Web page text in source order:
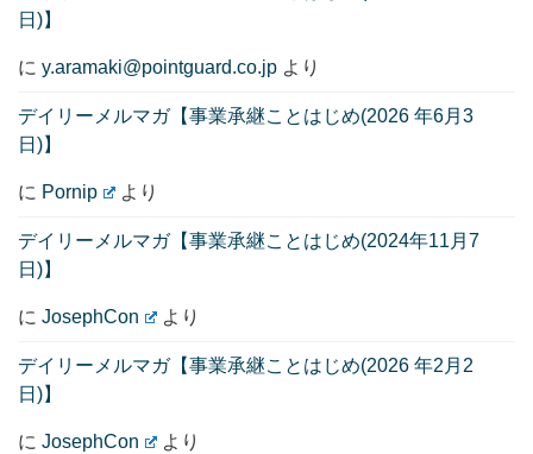
日)】
に y.aramaki@pointguard.co.jp より
デイリーメルマガ【事業承継ことはじめ(2026 年6月3
日)】
に Pornip より
デイリーメルマガ【事業承継ことはじめ(2024年11月7
日)】
に JosephCon より
デイリーメルマガ【事業承継ことはじめ(2026 年2月2
日)】
に JosephCon より